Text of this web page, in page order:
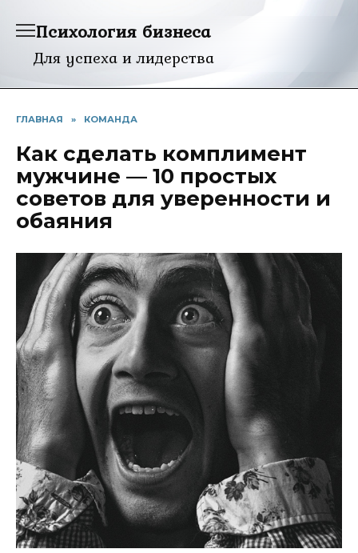
Психология бизнеса
Для успеха и лидерства
ГЛАВНАЯ » КОМАНДА
Как сделать комплимент
мужчине — 10 простых
советов для уверенности и
обаяния